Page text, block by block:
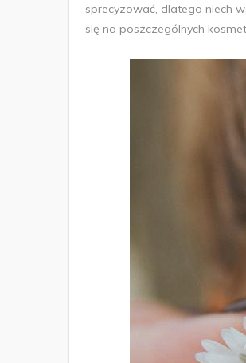
sprecyzować, dlatego niech
się na poszczególnych